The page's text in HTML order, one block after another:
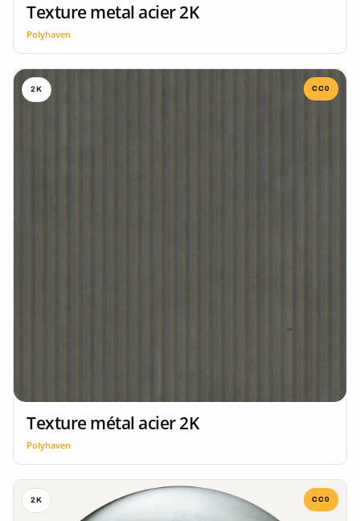
Texture metal acier 2K
Polyhaven
2K CC0
Texture métal acier 2K
Polyhaven
2K CC0